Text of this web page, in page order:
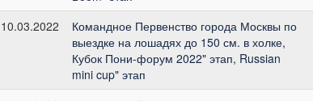
10.03.2022
Командное Первенство города Москвы по
выездке на лошадях до 150 см. в холке,
Кубок Пони-форум 2022" этап, Russian
mini cup" этап